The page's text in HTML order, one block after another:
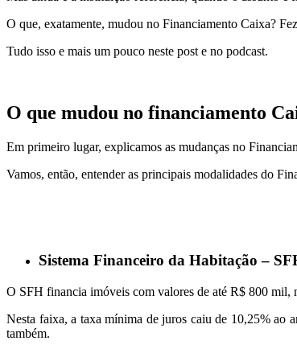
O que, exatamente, mudou no Financiamento Caixa?
Tudo isso e mais um pouco neste post e no podcast.
O que mudou no financiamento
Em primeiro lugar, explicamos as mudanças no
Vamos, então, entender as principais modalidades do
Sistema Financeiro da Habitação –
O SFH financia imóveis com valores de até R$ 800 mil,
Nesta faixa, a taxa mínima de juros caiu de 10,25% ao
também.